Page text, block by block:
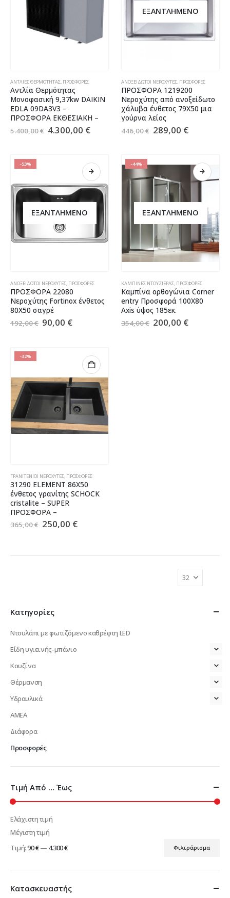
ΑΝΤΛΊΕΣ ΘΕΡΜΌΤΗΤΑΣ, ΠΡΟΣΦΟΡΈΣ
Αντλία Θερμότητας
Μονοφασική 9,37kw DAIKIN
EDLA 09DA3V3 –
ΠΡΟΣΦΟΡΑ ΕΚΘΕΣΙΑΚΗ –
5.400,00€ 4.300,00 €
ΕΞΑΝΤΛΗΜΈΝΟ
ΑΝΟΞΕΊΔΩΤΟΙ ΝΕΡΟΧΎΤΕΣ, ΠΡΟΣΦΟΡΈΣ
ΠΡΟΣΦΟΡΑ 1219200
Νεροχύτης από ανοξείδωτο
χάλυβα ένθετος 79Χ50 μια
γούρνα λείος
446,00€ 289,00 €
-53%
ΕΞΑΝΤΛΗΜΈΝΟ
ΑΝΟΞΕΊΔΩΤΟΙ ΝΕΡΟΧΎΤΕΣ, ΠΡΟΣΦΟΡΈΣ
ΠΡΟΣΦΟΡΑ 22080
Νεροχύτης Fortinox ένθετος
80Χ50 σαγρέ
192,00€ 90,00 €
-44%
ΕΞΑΝΤΛΗΜΈΝΟ
ΚΑΜΠΊΝΕΣ ΝΤΟΥΖΙΈΡΑΣ, ΠΡΟΣΦΟΡΈΣ
Καμπίνα ορθογώνια Corner
entry Προσφορά 100Χ80
Axis ύψος 185εκ.
354,00€ 200,00 €
-32%
ΓΡΑΝΙΤΈΝΙΟΙ ΝΕΡΟΧΎΤΕΣ ΠΡΟΣΦΟΡΈΣ
31290 ELEMENT 86X50
ένθετος γρανίτης SCHOCK
cristalite – SUPER
ΠΡΟΣΦΟΡΑ –
365,00€ 250,00 €
Κατηγορίες
Ντουλάπι με φωτιζόμενο καθρέφτη LED
Είδη υγιεινής-μπάνιο
Κουζίνα
Θέρμανση
Υδραυλικά
ΑΜΕΑ
Διάφορα
Προσφορές
Τιμή Από … Έως
Ελάχιστη τιμή
Μέγιστη τιμή
Φιλτράρισμα
Τιμή:90 €— 4.300 €
Κατασκευαστής